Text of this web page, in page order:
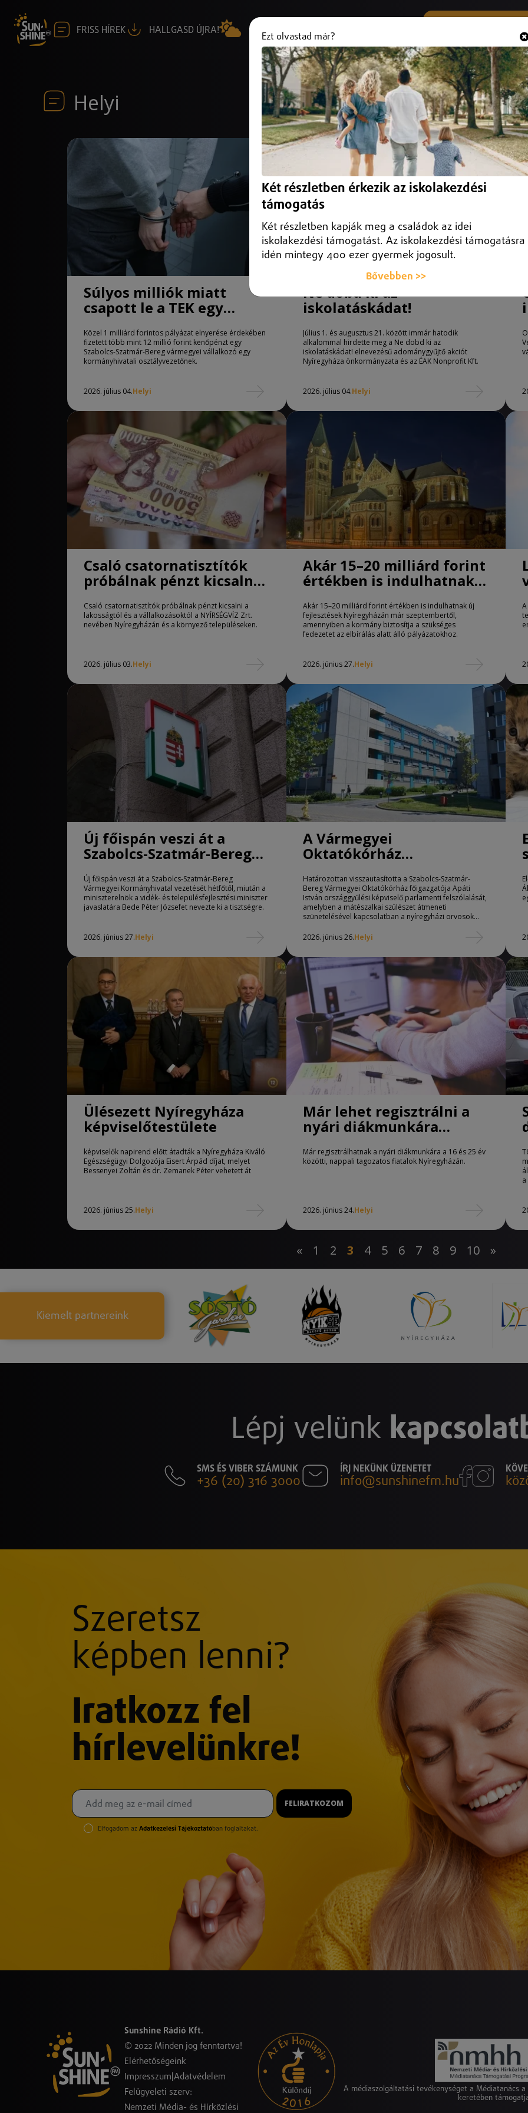
FRISS HÍREK HALLGASD ÚJRA! +36 (20) 316 3000 Hallgasd és
Helyi
Súlyos milliók miatt
csapott le a TEK egy
szabolcsi
kormányhivatali vezetőre
Közel 1 milliárd forintos pályázat elnyerése érdekében
fizetett több mint 12 millió forint kenőpénzt egy
Szabolcs-Szatmár-Bereg vármegyei vállalkozó egy
kormányhivatali osztályvezetőnek.
2026. július 04.Helyi
Ne dobd ki az
iskolatáskádat!
Július 1. és augusztus 21. között immár hatodik
alkalommal hirdette meg a Ne dobd ki az
iskolatáskádat! elnevezésű adománygyűjtő akciót
Nyíregyháza önkormányzata és az ÉAK Nonprofit Kft.
2026. július 04.Helyi
Csaló csatornatisztítók
próbálnak pénzt kicsalni
a lakosságtól
Csaló csatornatisztítók próbálnak pénzt kicsalni a
lakosságtól és a vállalkozásoktól a NYÍRSÉGVÍZ Zrt.
nevében Nyíregyházán és a környező településeken.
2026. július 03.Helyi
Akár 15–20 milliárd forint
értékben is indulhatnak
Nyíregyházán már
szeptembertől
Akár 15–20 milliárd forint értékben is indulhatnak új
fejlesztések Nyíregyházán már szeptembertől,
amennyiben a kormány biztosítja a szükséges
fedezetet az elbírálás alatt álló pályázatokhoz.
2026. június 27.Helyi
Új főispán veszi át a
Szabolcs-Szatmár-Bereg
Kormányhivatal
vezetését
Új főispán veszi át a Szabolcs-Szatmár-Bereg
Vármegyei Kormányhivatal vezetését hétfőtől, miután a
miniszterelnök a vidék- és településfejlesztési miniszter
javaslatára Bede Péter Józsefet nevezte ki a tisztségre.
2026. június 27.Helyi
A Vármegyei
Oktatókórház
visszautasítja Apáti
István vádjait
Határozottan visszautasította a Szabolcs-Szatmár-
Bereg Vármegyei Oktatókórház főigazgatója Apáti
István országgyűlési képviselő parlamenti felszólalását,
amelyben a mátészalkai szülészet átmeneti
szünetelésével kapcsolatban a nyíregyházi orvosok
2026. június 26.Helyi
Ülésezett Nyíregyháza
képviselőtestülete
képviselők napirend előtt átadták a Nyíregyháza Kiváló
Egészségügyi Dolgozója Eisert Árpád díjat, melyet
Bessenyei Zoltán és dr. Zemanek Péter vehetett át
2026. június 25.Helyi
Már lehet regisztrálni a
nyári diákmunkára
Nyíregyházán is
Már regisztrálhatnak a nyári diákmunkára a 16 és 25 év
közötti, nappali tagozatos fiatalok Nyíregyházán.
2026. június 24.Helyi
« 1 2 3 4 5 6 7 8 9 10 »
Kiemelt partnereink
Lépj velünk
SMS ÉS VIBER SZÁMUNK
+36 (20) 316 3000
ÍRJ NEKÜNK ÜZENETET
info@sunshinefm.hu
Szeretsz
képben lenni?
Iratkozz fel
hírlevelünkre!
FELIRATKOZOM
Elfogadom az Adatkezelési Tájékoztatóban foglaltakat.
Sunshine Rádió Kft.
© 2022 Minden jog fenntartva!
Elérhetőségeink
Impresszum Adatvédelem
Felügyeleti szerv:
Nemzeti Média- és Hírközlési
A médiaszolgáltatási tevékenységet a Médiatanács
keretében
Ezt olvastad már?
Két részletben érkezik az iskolakezdési
támogatás
Két részletben kapják meg a családok az idei
iskolakezdési támogatást. Az iskolakezdési támogatásra
idén mintegy 400 ezer gyermek jogosult.
Bővebben >>